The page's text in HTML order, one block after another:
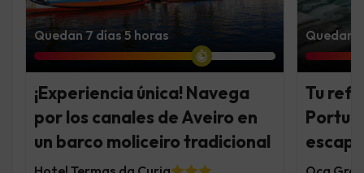
Quedan 7 días 5 horas
¡Experiencia única! Navega
por los canales de Aveiro en
un barco moliceiro tradicional
Quedan
Tu